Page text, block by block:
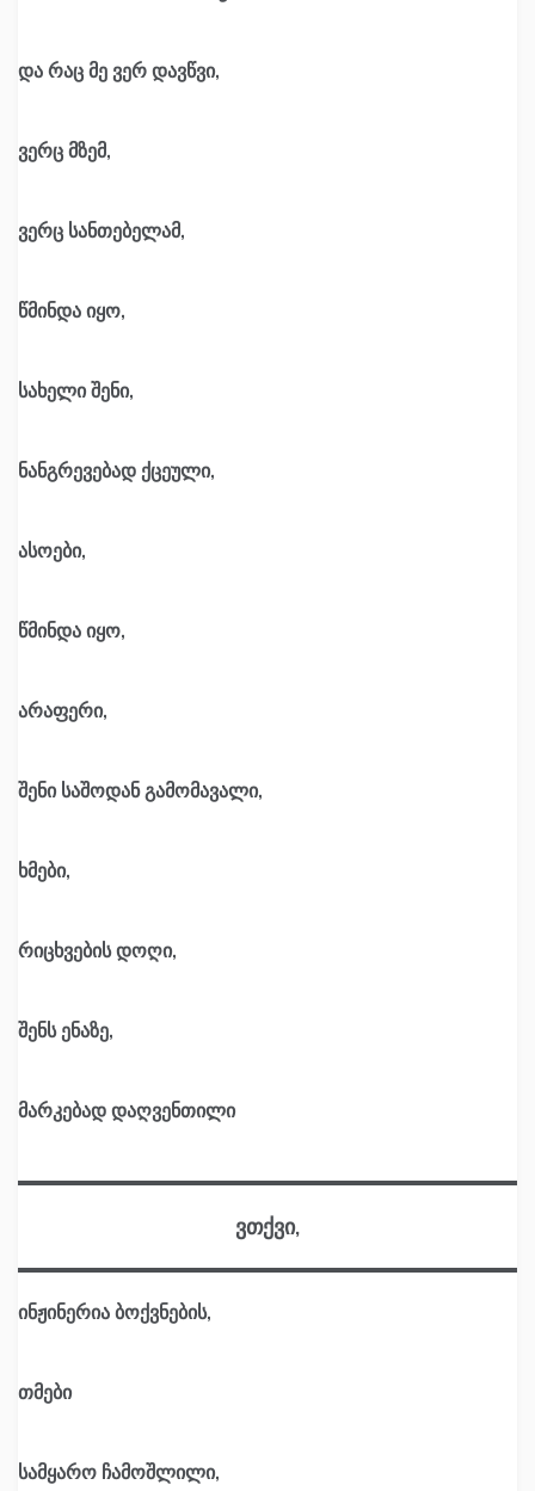
და რაც მე ვერ დავწვი,
ვერც მზემ,
ვერც სანთებელამ,
წმინდა იყო,
სახელი შენი,
ნანგრევებად ქცეული,
ასოები,
წმინდა იყო,
არაფერი,
შენი საშოდან გამომავალი,
ხმები,
რიცხვების დოღი,
შენს ენაზე,
მარკებად დაღვენთილი
ვთქვი,
ინჟინერია ბოქვნების,
თმები
სამყარო ჩამოშლილი,